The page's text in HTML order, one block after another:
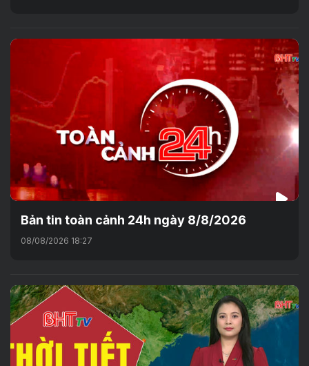
Bản tin toàn cảnh 24h ngày 8/8/2026
08/08/2026 18:27